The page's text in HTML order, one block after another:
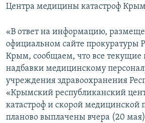
Центра медицины катастроф
«В ответ на информацию,
официальном сайте прокуратуры
Крым, сообщаем, что все
надбавки медицинскому
учреждения здравоохранения
«Крымский республиканский
катастроф и скорой
планово выплачены вчера (20